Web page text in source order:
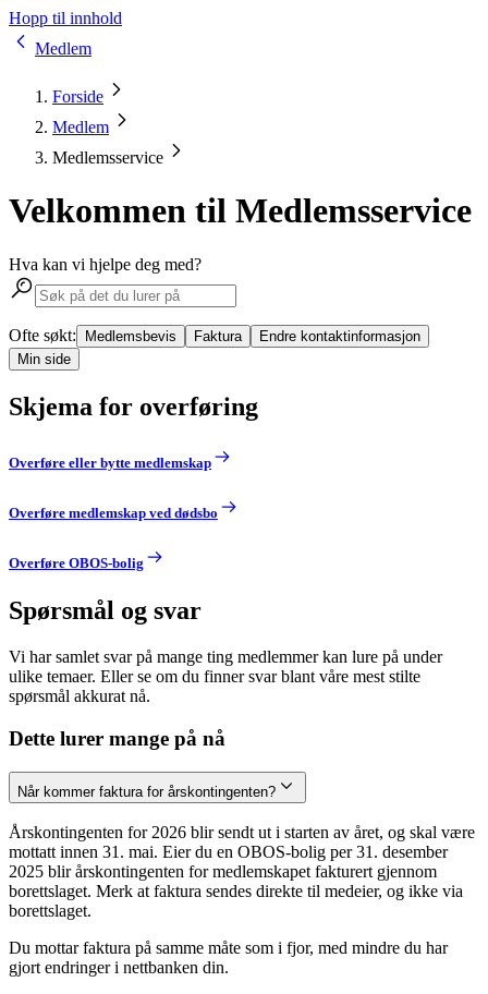
Hopp til innhold
Medlem
Forside
Medlem
Medlemsservice
Velkommen til Medlemsservice
Hva kan vi hjelpe deg med?
Ofte søkt: Medlemsbevis Faktura
Endre kontaktinformasjon
Min side
Skjema for overføring
Overføre eller bytte medlemskap
Overføre medlemskap ved dødsbo
Overføre OBOS-bolig
Spørsmål og svar
Vi har samlet svar på mange ting medlemmer kan lure på under
ulike temaer. Eller se om du finner svar blant våre mest stilte
spørsmål akkurat nå.
Dette lurer mange på nå
Når kommer faktura for årskontingenten?
Årskontingenten for 2026 blir sendt ut i starten av året, og skal være
mottatt innen 31. mai. Eier du en OBOS-bolig per 31. desember
2025 blir årskontingenten for medlemskapet fakturert gjennom
borettslaget. Merk at faktura sendes direkte til medeier, og ikke via
borettslaget.
Du mottar faktura på samme måte som i fjor, med mindre du har
gjort endringer i nettbanken din.